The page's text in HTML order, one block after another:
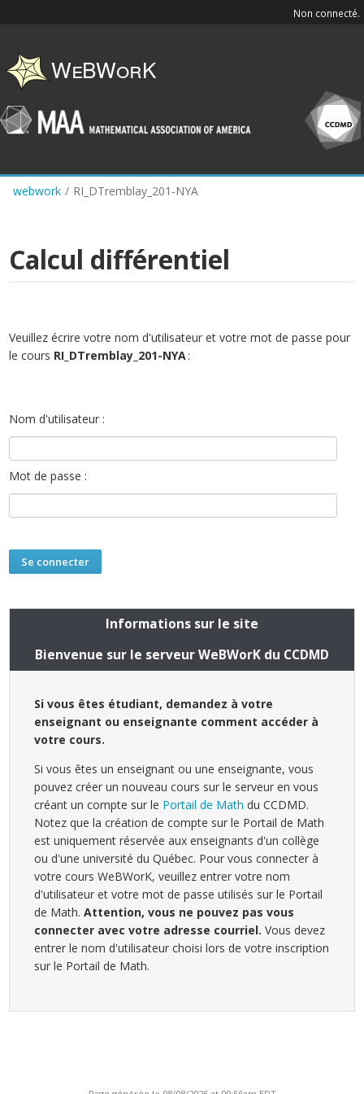
content
Non connecté.
webwork / RI_DTremblay_201-NYA
Calcul différentiel
Veuillez écrire votre nom d'utilisateur et votre mot de passe pour
le cours RI_DTremblay_201-NYA:
Nom d'utilisateur :
Mot de passe :
Informations sur le site
Bienvenue sur le serveur WeBWorK du CCDMD
Si vous êtes étudiant, demandez à votre
enseignant ou enseignante comment accéder à
votre cours.
Si vous êtes un enseignant ou une enseignante, vous
pouvez créer un nouveau cours sur le serveur en vous
créant un compte sur le Portail de Math du CCDMD.
Notez que la création de compte sur le Portail de Math
est uniquement réservée aux enseignants d'un collège
ou d'une université du Québec. Pour vous connecter à
votre cours WeBWorK, veuillez entrer votre nom
d'utilisateur et votre mot de passe utilisés sur le Portail
de Math.Attention, vous ne pouvez pas vous
connecter avec votre adresse courriel. Vous devez
entrer le nom d'utilisateur choisi lors de votre inscription
sur le Portail de Math.